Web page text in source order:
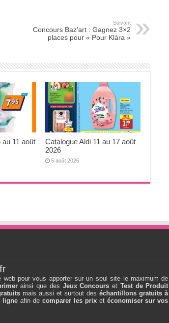
Suivant
Concours Baz’art : Gagnez 3×2
places pour « Pour Klára »
au 11 août
Catalogue Aldi 11 au 17 août
2026
5 août 2026
pour vous apporter sur un seul site le maximum de
ainsi que des Jeux Concours et Test de Produit
mais aussi et surtout deséchantillons gratuits à
ligne afin decomparer les prixet économiser sur vos